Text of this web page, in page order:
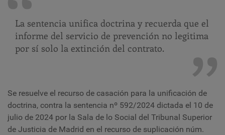
La sentencia unifica doctrina y recuerda que el
informe del servicio de prevención no legitima
por sí solo la extinción del contrato.
Se resuelve el recurso de casación para la unificación de
doctrina, contra la sentencia nº 592/2024 dictada el 10 de
julio de 2024 por la Sala de lo Social del Tribunal Superior
de Justicia de Madrid en el recurso de suplicación núm.